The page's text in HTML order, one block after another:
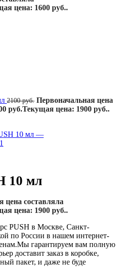
цена: 1600 руб..
2100руб. Первоначальная цена
руб.Текущая цена: 1900 руб..
10 мл
цена составляла
цена: 1900 руб..
PUSH в Москве, Санкт-
по России в нашем интернет-
гарантируем вам полную
доставит заказ в коробке,
пакет, и даже не буде